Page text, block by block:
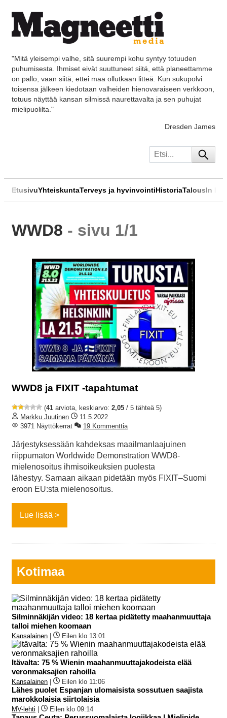
"Mitä yleisempi valhe, sitä suurempi kohu syntyy totuuden
puhumisesta. Ihmiset eivät suuttuneet siitä, että planeettamme
on pallo, vaan siitä, ettei maa ollutkaan litteä. Kun sukupolvi
toisensa jälkeen kiedotaan valheiden hienovaraiseen verkkoon,
totuus näyttää kansan silmissä naurettavalta ja sen puhujat
mielipuolilta."
Dresden James
EtusivuYhteiskuntaTerveys ja hyvinvointiHistoriaTalousIn
WWD8 - sivu 1/1
WWD8 ja FIXIT -tapahtumat
(41 arviota, keskiarvo: 2,05 / 5 tähteä 5)
Markku Juutinen
11.5.2022
3971 Näyttökerrat
19 Kommenttia
Järjestyksessään kahdeksas maailmanlaajuinen
riippumaton Worldwide Demonstration WWD8-
mielenosoitus ihmisoikeuksien puolesta
lähestyy. Samaan aikaan pidetään myös FIXIT–Suomi
eroon EU:sta mielenosoitus.
Lue lisää
Kotimaa
Silminnäkijän video: 18 kertaa pidätetty maahanmuuttaja
talloi miehen koomaan
Kansalainen | Eilen klo 13:01
Itävalta: 75 % Wienin maahanmuuttajakodeista elää
veronmaksajien rahoilla
Kansalainen | Eilen klo 11:06
Lähes puolet Espanjan ulomaisista sossutuen saajista
marokkolaisia siirtolaisia
MV-lehti | Eilen klo 09:14